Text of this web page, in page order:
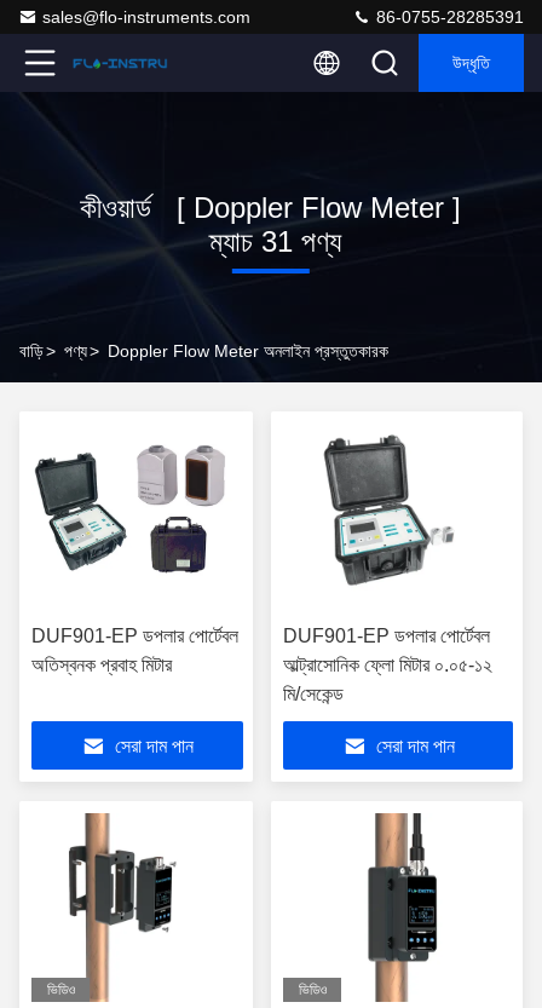
sales@flo-instruments.com 86-0755-28285391
উদ্ধৃতি
কীওয়ার্ড [ Doppler Flow Meter ]
ম্যাচ 31 পণ্য
বাড়ি> পণ্য> Doppler Flow Meter অনলাইন প্রস্তুতকারক
DUF901-EP ডপলার পোর্টেবল
অতিস্বনক প্রবাহ মিটার
সেরা দাম পান
DUF901-EP ডপলার পোর্টেবল
আল্ট্রাসোনিক ফ্লো মিটার ০.০৫-১২
মি/সেকেন্ড
সেরা দাম পান
ভিডিও ভিডিও